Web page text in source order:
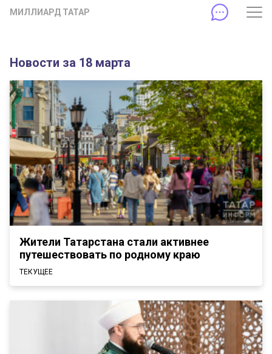
МИЛЛИАРД ТАТАР
Новости за 18 марта
Жители Татарстана стали активнее
путешествовать по родному краю
ТЕКУЩЕЕ